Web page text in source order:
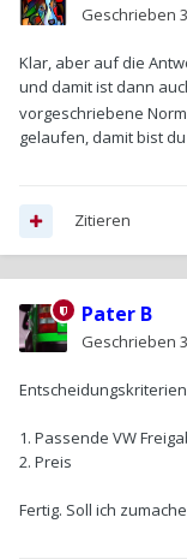
Geschrieben
Klar, aber auf die
und damit ist dann
vorgeschriebene
gelaufen, damit bist
Zitieren
Pater B
Geschrieben
1. Passende VW
2. Preis
Fertig. Soll ich